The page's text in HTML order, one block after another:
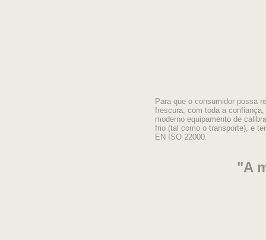
Para que o consumidor possa
frescura, com toda a
moderno equipamento de
frio (tal como o transporte), e
EN ISO 22000.
"A